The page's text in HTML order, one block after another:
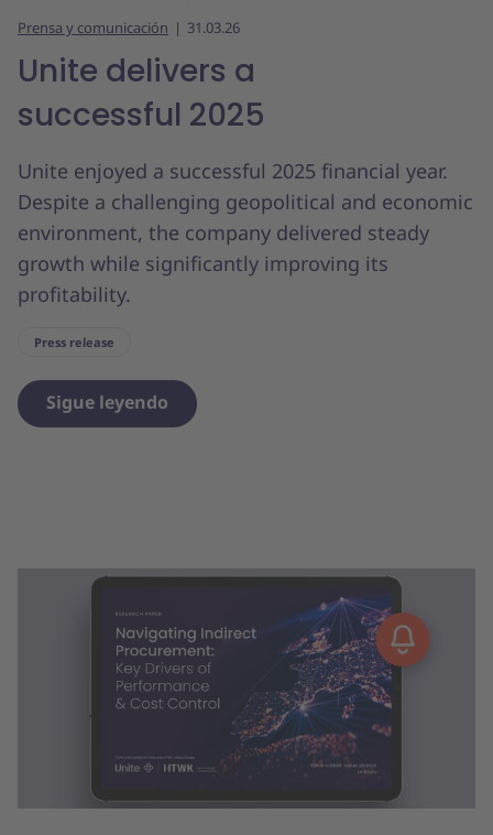
Prensa y comunicación 31.03.26
Unite delivers a
successful 2025
Unite enjoyed a successful 2025 financial year.
Despite a challenging geopolitical and economic
environment, the company delivered steady
growth while significantly improving its
profitability.
Press release
Sigue leyendo